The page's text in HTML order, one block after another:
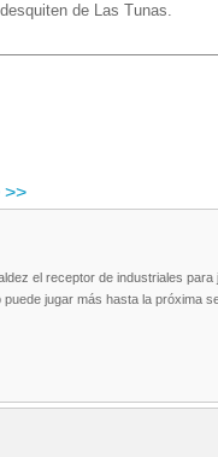
de Las Tunas.
>>
el receptor de industriales para
jugar más hasta la próxima